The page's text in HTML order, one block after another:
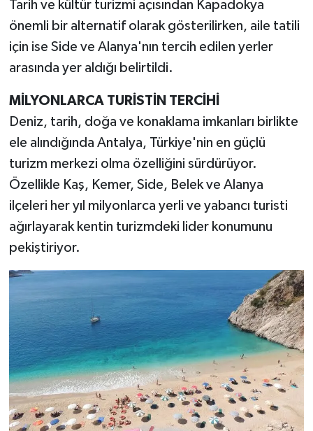
Tarih ve kültür turizmi açısından Kapadokya
önemli bir alternatif olarak gösterilirken, aile tatili
için ise Side ve Alanya'nın tercih edilen yerler
arasında yer aldığı belirtildi.
MİLYONLARCA TURİSTİN TERCİHİ
Deniz, tarih, doğa ve konaklama imkanları birlikte
ele alındığında Antalya, Türkiye'nin en güçlü
turizm merkezi olma özelliğini sürdürüyor.
Özellikle Kaş, Kemer, Side, Belek ve Alanya
ilçeleri her yıl milyonlarca yerli ve yabancı turisti
ağırlayarak kentin turizmdeki lider konumunu
pekiştiriyor.